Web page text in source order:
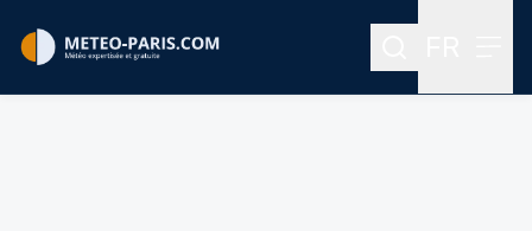
Rechercher